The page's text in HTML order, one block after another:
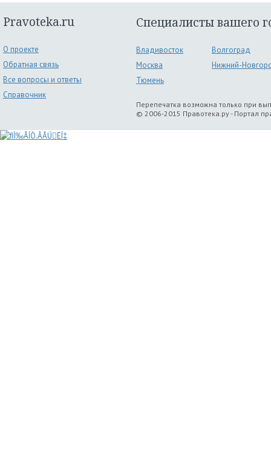
Pravoteka.ru
О проекте
Обратная связь
Все вопросы и ответы
Справочник
Специалисты вашего
Владивосток
Волгоград
Москва
Нижний-
Тюмень
Перепечатка возможна только при
© 2006-2015 Правотека.ру - Портал